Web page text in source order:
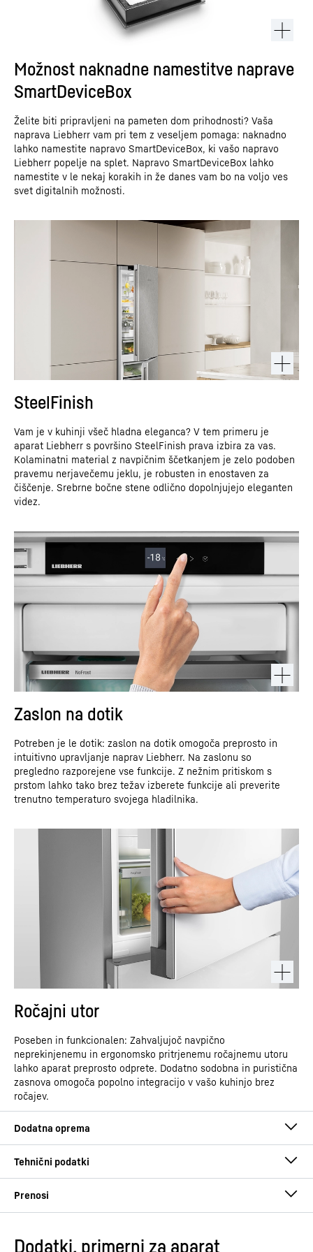
Možnost naknadne namestitve naprave
SmartDeviceBox
Želite biti pripravljeni na pameten dom prihodnosti? Vaša
naprava Liebherr vam pri tem z veseljem pomaga: naknadno
lahko namestite napravo SmartDeviceBox, ki vašo napravo
Liebherr popelje na splet. Napravo SmartDeviceBox lahko
namestite v le nekaj korakih in že danes vam bo na voljo ves
svet digitalnih možnosti.
SteelFinish
Vam je v kuhinji všeč hladna eleganca? V tem primeru je
aparat Liebherr s površino SteelFinish prava izbira za vas.
Kolaminatni material z navpičnim ščetkanjem je zelo podoben
pravemu nerjavečemu jeklu, je robusten in enostaven za
čiščenje. Srebrne bočne stene odlično dopolnjujejo eleganten
videz.
Zaslon na dotik
Potreben je le dotik: zaslon na dotik omogoča preprosto in
intuitivno upravljanje naprav Liebherr. Na zaslonu so
pregledno razporejene vse funkcije. Z nežnim pritiskom s
prstom lahko tako brez težav izberete funkcije ali preverite
trenutno temperaturo svojega hladilnika.
Ročajni utor
Poseben in funkcionalen: Zahvaljujoč navpično
neprekinjenemu in ergonomsko pritrjenemu ročajnemu utoru
lahko aparat preprosto odprete. Dodatno sodobna in puristična
zasnova omogoča popolno integracijo v vašo kuhinjo brez
ročajev.
Navodila za uporabo
Dodatki, primerni za aparat